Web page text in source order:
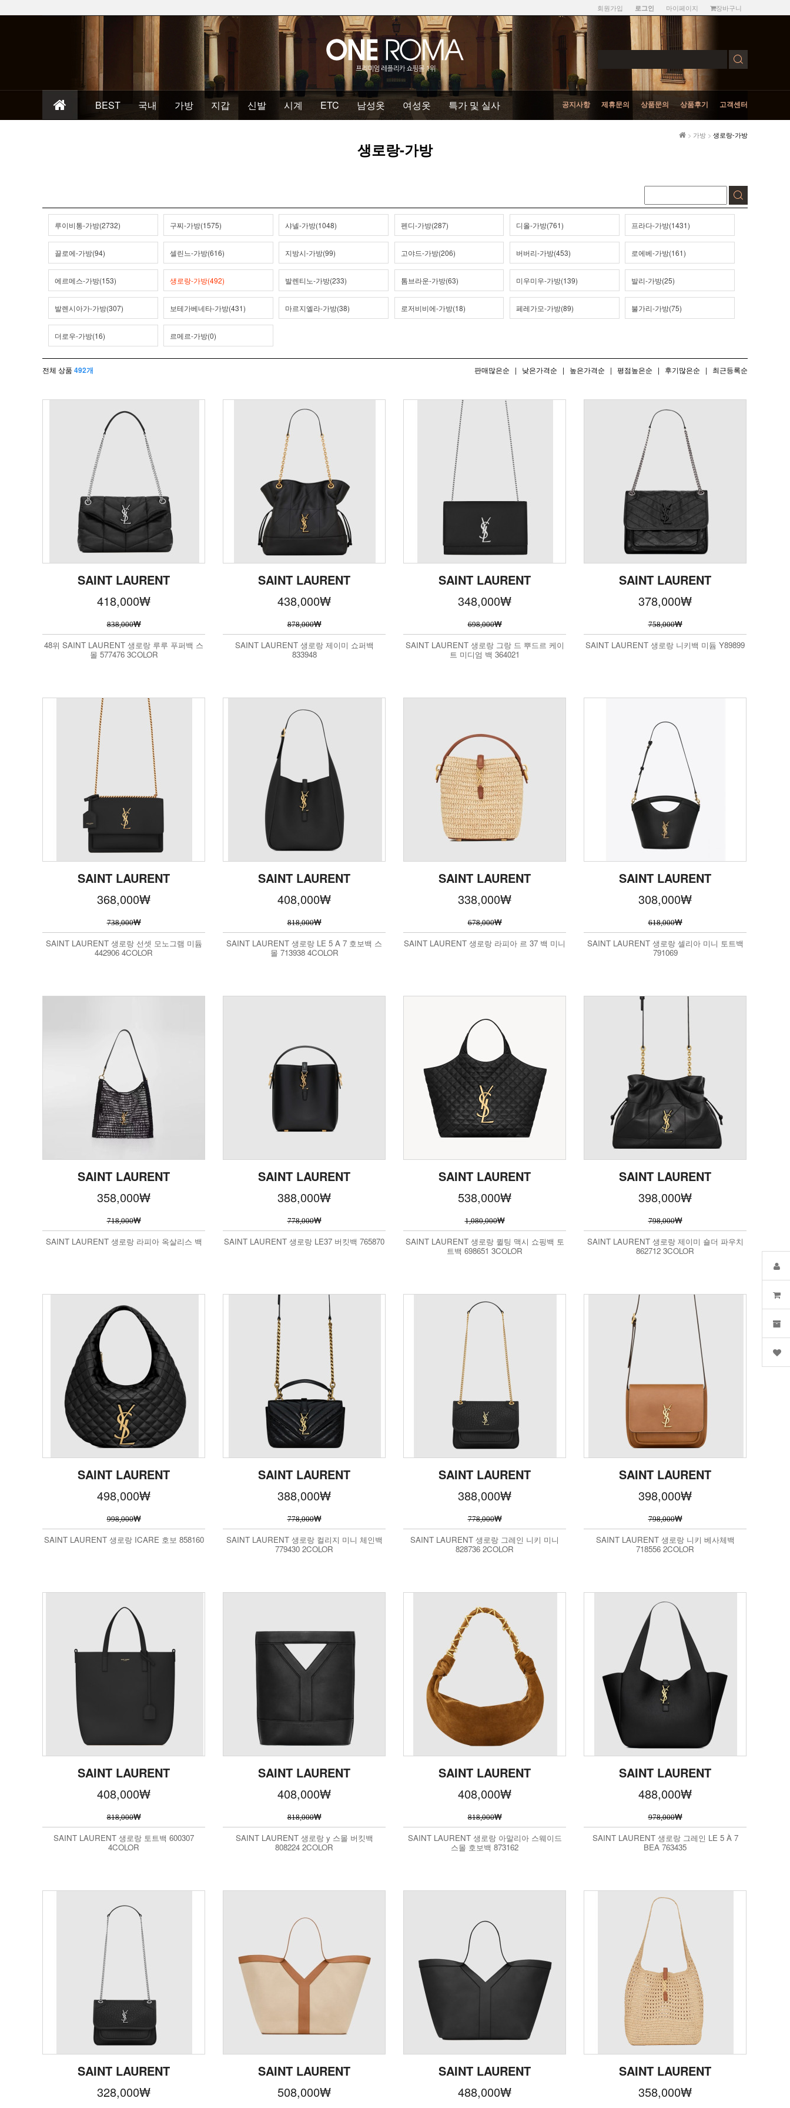
회원가입 로그인 마이페이지 장바구니
BEST 국내 가방 지갑 신발 시계 ETC 남성옷 여성옷 특가 및 실사 공지사항 제휴문의 상품문의 상품후기 고객센터
생로랑-가방
> 가방 > 생로랑-가방
루이비통-가방(2732) 구찌-가방(1575) 샤넬-가방(1048) 펜디-가방(287) 디올-가방(761) 프라다-가방(1431)
끌로에-가방(94) 셀린느-가방(616) 지방시-가방(99) 고야드-가방(206) 버버리-가방(453) 로에베-가방(161)
에르메스-가방(153) 생로랑-가방(492) 발렌티노-가방(233) 톰브라운-가방(63) 미우미우-가방(139) 발리-가방(25)
발렌시아가-가방(307) 보테가베네타-가방(431) 마르지엘라-가방(38) 로저비비에-가방(18) 페레가모-가방(89) 불가리-가방(75)
더로우-가방(16) 르메르-가방(0)
전체 상품 492개 판매많은순 | 낮은가격순 | 높은가격순 | 평점높은순 | 후기많은순 | 최근등록순
SAINT LAURENT
418,000₩
838,000₩
48위 SAINT LAURENT 생로랑 루루 푸퍼백 스
몰 577476 3COLOR
SAINT LAURENT
438,000₩
878,000₩
SAINT LAURENT 생로랑 제이미 쇼퍼백
833948
SAINT LAURENT
348,000₩
698,000₩
SAINT LAURENT 생로랑 그랑 드 뿌드르 케이
트 미디엄 백 364021
SAINT LAURENT
378,000₩
758,000₩
SAINT LAURENT 생로랑 니키백 미듐 Y89899
SAINT LAURENT
368,000₩
738,000₩
SAINT LAURENT 생로랑 선셋 모노그램 미듐
442906 4COLOR
SAINT LAURENT
408,000₩
818,000₩
SAINT LAURENT 생로랑 LE 5 A 7 호보백 스
몰 713938 4COLOR
SAINT LAURENT
338,000₩
678,000₩
SAINT LAURENT 생로랑 라피아 르 37 백 미니
SAINT LAURENT
308,000₩
618,000₩
SAINT LAURENT 생로랑 셀리아 미니 토트백
791069
SAINT LAURENT
358,000₩
718,000₩
SAINT LAURENT 생로랑 라피아 옥살리스 백
SAINT LAURENT
388,000₩
778,000₩
SAINT LAURENT 생로랑 LE37 버킷백 765870
SAINT LAURENT
538,000₩
1,080,000₩
SAINT LAURENT 생로랑 퀼팅 맥시 쇼핑백 토
트백 698651 3COLOR
SAINT LAURENT
398,000₩
798,000₩
SAINT LAURENT 생로랑 제이미 숄더 파우치
862712 3COLOR
SAINT LAURENT
498,000₩
998,000₩
SAINT LAURENT 생로랑 ICARE 호보 858160
SAINT LAURENT
388,000₩
778,000₩
SAINT LAURENT 생로랑 컬리지 미니 체인백
779430 2COLOR
SAINT LAURENT
388,000₩
778,000₩
SAINT LAURENT 생로랑 그레인 니키 미니
828736 2COLOR
SAINT LAURENT
398,000₩
798,000₩
SAINT LAURENT 생로랑 니키 베사체백
718556 2COLOR
SAINT LAURENT
408,000₩
818,000₩
SAINT LAURENT 생로랑 토트백 600307
4COLOR
SAINT LAURENT
408,000₩
818,000₩
SAINT LAURENT 생로랑 y 스몰 버킷백
808224 2COLOR
SAINT LAURENT
408,000₩
818,000₩
SAINT LAURENT 생로랑 아말리아 스웨이드
스몰 호보백 873162
SAINT LAURENT
488,000₩
978,000₩
SAINT LAURENT 생로랑 그레인 LE 5 À 7
BEA 763435
SAINT LAURENT
328,000₩
SAINT LAURENT
508,000₩
SAINT LAURENT
488,000₩
SAINT LAURENT
358,000₩